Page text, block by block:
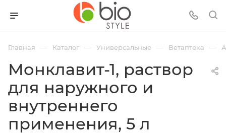
Главная — Каталог — Универсальные — Ветаптека —
Монклавит-1, раствор
для наружного и
внутреннего
применения, 5 л